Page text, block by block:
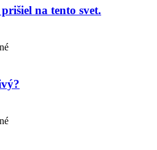
na tento svet.